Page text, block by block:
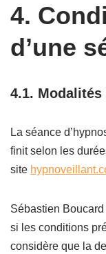
4.
d’une
4.1. Modalités
La séance
finit selon les
site
Sébastien
si les conditions
considère que la